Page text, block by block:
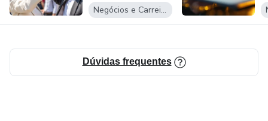
Negócios e Carreira
Dúvidas frequentes